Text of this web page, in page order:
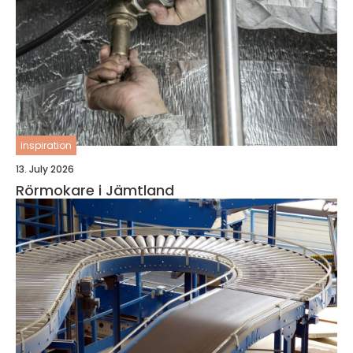
inspiration
13. July 2026
Rörmokare i Jämtland